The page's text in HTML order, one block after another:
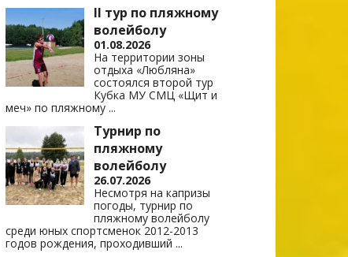
II тур по пляжному
волейболу
01.08.2026
На территории зоны
отдыха «Любляна»
состоялся второй тур
Кубка МУ СМЦ «Щит и
меч» по пляжному ...
Турнир по
пляжному
волейболу
26.07.2026
Несмотря на капризы
погоды, турнир по
пляжному волейболу
среди юных спортсменок 2012-2013
годов рождения, проходивший ...